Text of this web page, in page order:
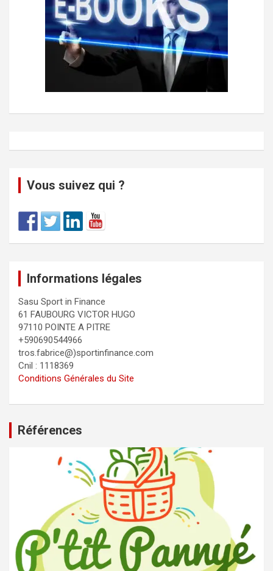
Vous suivez qui ?
Informations légales
Sasu Sport in Finance
61 FAUBOURG VICTOR HUGO
97110 POINTE A PITRE
+590690544966
tros.fabrice@)sportinfinance.com
Cnil : 1118369
Conditions Générales du Site
Références